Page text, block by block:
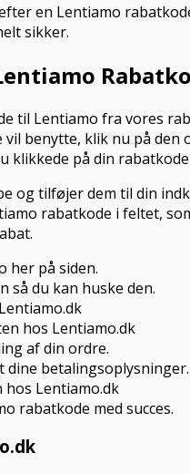
en Lentiamo
sikker.
til Lentiamo fra vores
benytte, klik nu på den
klikkede på din
og tilføjer dem til din
rabatkode i feltet,
her på siden.
så du kan huske den.
hos Lentiamo.dk
af din ordre.
betalingsoplysninger.
Lentiamo.dk
rabatkode med succes.